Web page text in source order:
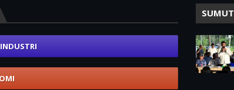
SUMUT